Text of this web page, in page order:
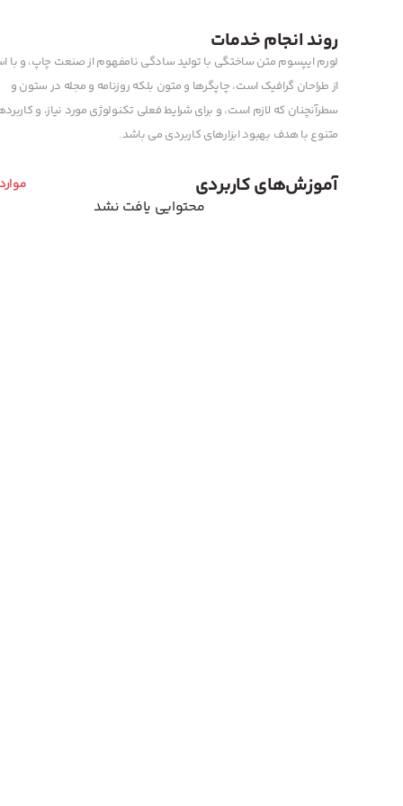
روند انجام خدمات
لورم ایپسوم متن ساختگی با تولید سادگی نامفهوم از صنعت چاپ، و با
از طراحان گرافیک است، چاپگرها و متون بلکه روزنامه و مجله در ستون و
سطرآنچنان که لازم است، و برای شرایط فعلی تکنولوژی مورد نیاز، و
متنوع با هدف بهبود ابزارهای کاربردی می باشد.
آموزش‌های کاربردی
محتوایی یافت نشد